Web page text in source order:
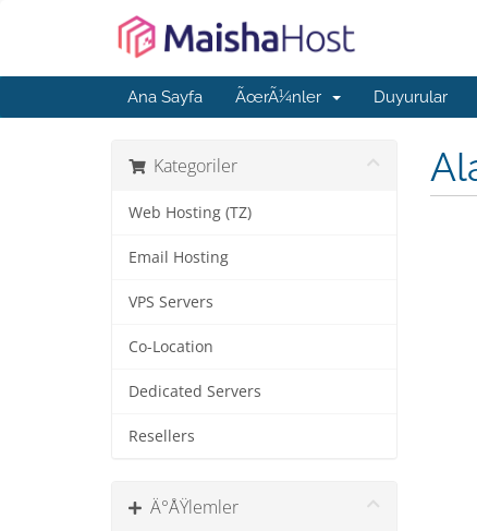
Ana Sayfa ÃœrÃ¼nler Duyurular
Kategoriler
Web Hosting (TZ)
Email Hosting
VPS Servers
Co-Location
Dedicated Servers
Resellers
Ä°ÅŸlemler